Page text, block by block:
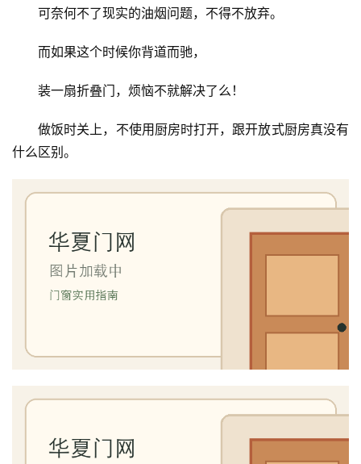
可奈何不了现实的油烟问题，不得不放弃。
而如果这个时候你背道而驰，
装一扇折叠门，烦恼不就解决了么！
做饭时关上，不使用厨房时打开，跟开放式厨房真没有
什么区别。